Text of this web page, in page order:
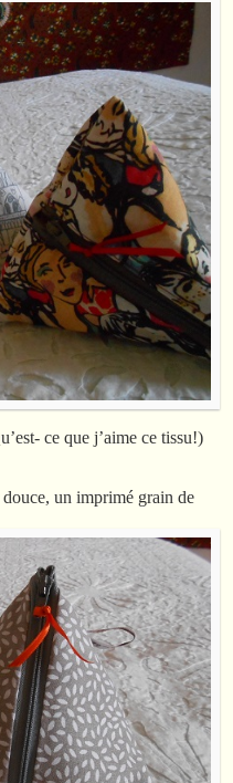
ce que j’aime ce tissu!)
un imprimé grain de